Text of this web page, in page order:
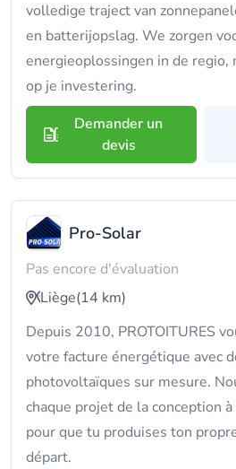
volledige traject van
en batterijopslag. We zorgen
energieoplossingen in de regio,
op je investering.
Demander un
devis
Pro-Solar
Pas encore d'évaluation
Liège(14 km)
Depuis 2010, PROTOITURES
votre facture énergétique avec
photovoltaïques sur mesure.
chaque projet de la conception
pour que tu produises ton
départ.